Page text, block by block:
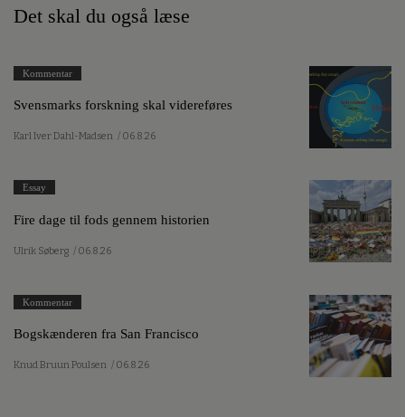
Det skal du også læse
Kommentar
Svensmarks forskning skal videreføres
Karl Iver Dahl-Madsen / 06.8.26
Essay
Fire dage til fods gennem historien
Ulrik Søberg / 06.8.26
Kommentar
Bogskænderen fra San Francisco
Knud Bruun Poulsen / 06.8.26